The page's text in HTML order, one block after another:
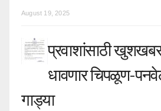
August 19, 2025
प्रवाशांसाठी
धावणार चिपळूण-
गाड्या